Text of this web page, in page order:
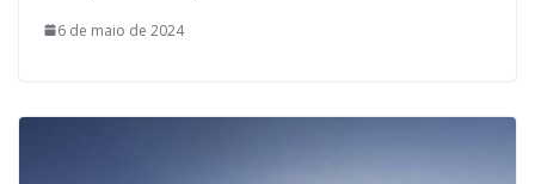
6 de maio de 2024